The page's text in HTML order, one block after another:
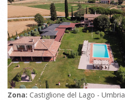
Zona: Castiglione del Lago - Umbria